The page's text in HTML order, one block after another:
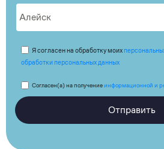
Я согласен на обработку моих
обработки персональных данных
Согласен(а) на получениеинформационной и
Отправить